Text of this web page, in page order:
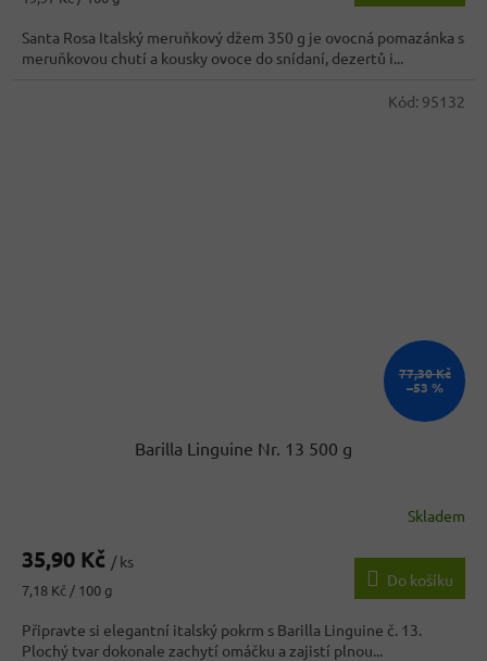
Santa Rosa Italský meruňkový džem 350 g je ovocná pomazánka s
meruňkovou chutí a kousky ovoce do snídaní, dezertů i...
77,30 Kč
–53 %
Barilla Linguine Nr. 13 500 g
Skladem
35,90 Kč / ks
Měrná
7,18 Kč / 100 g
Do košíku
Připravte si elegantní italský pokrm s Barilla Linguine č. 13.
Plochý tvar dokonale zachytí omáčku a zajistí plnou...
Kód: 95132